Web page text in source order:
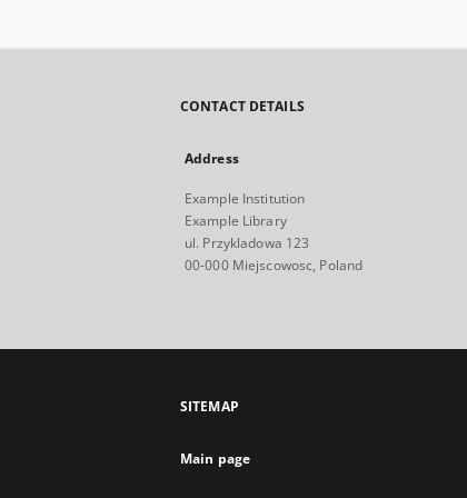
CONTACT DETAILS
Address
Example Institution
Example Library
ul. Przykladowa 123
00-000 Miejscowosc, Poland
SITEMAP
Main page